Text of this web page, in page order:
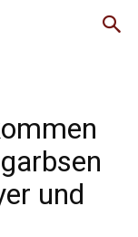
und